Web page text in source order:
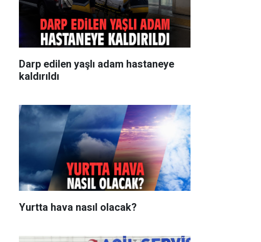
Darp edilen yaşlı adam hastaneye
kaldırıldı
Yurtta hava nasıl olacak?